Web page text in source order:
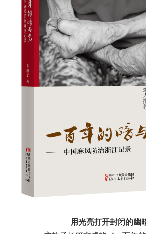
用光亮打开封闭的幽